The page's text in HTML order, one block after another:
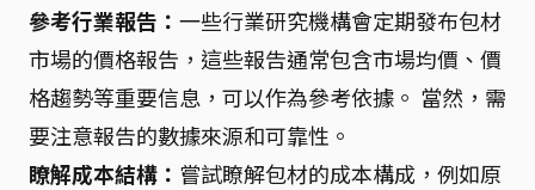
參考行業報告： 一些行業研究機構會定期發布包材
市場的價格報告，這些報告通常包含市場均價、價
格趨勢等重要信息，可以作為參考依據。 當然，需
要注意報告的數據來源和可靠性。
瞭解成本結構： 嘗試瞭解包材的成本構成，例如原